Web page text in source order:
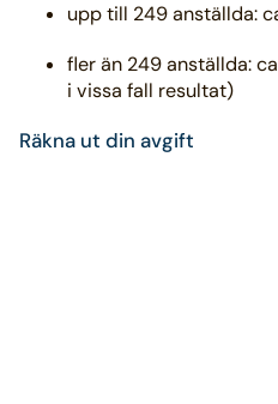
upp till 249 anställda:
fler än 249 anställda:
i vissa fall resultat)
Räkna ut din avgift